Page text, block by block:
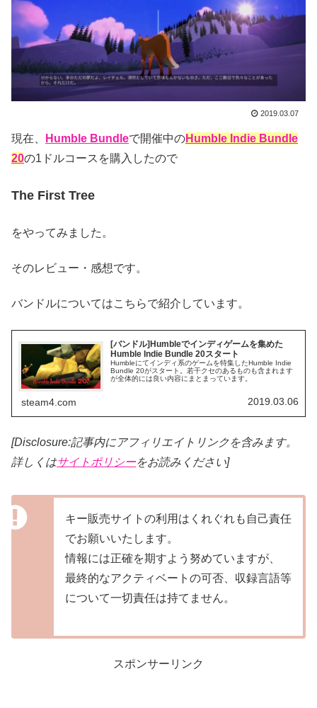
2019.03.07
現在、 Humble Bundleで開催中のHumble Indie Bundle
20の1ドルコースを購入したので
The First Tree
をやってみました。
そのレビュー・感想です。
バンドルについてはこちらで紹介しています。
[バンドル]Humbleでインディゲームを集めた
Humble Indie Bundle 20スタート
Humbleにてインディ系のゲームを特集したHumble Indie
Bundle 20がスタート。若干クセのあるものも含まれます
が全体的には良い内容にまとまっています。
steam4.com 2019.03.06
[Disclosure:記事内にアフィリエイトリンクを含みます。
詳しくはサイトポリシーをお読みください]
キー販売サイトの利用はくれぐれも自己責任
でお願いいたします。
情報には正確を期すよう努めていますが、
最終的なアクティベートの可否、収録言語等
について一切責任は持てません。
スポンサーリンク